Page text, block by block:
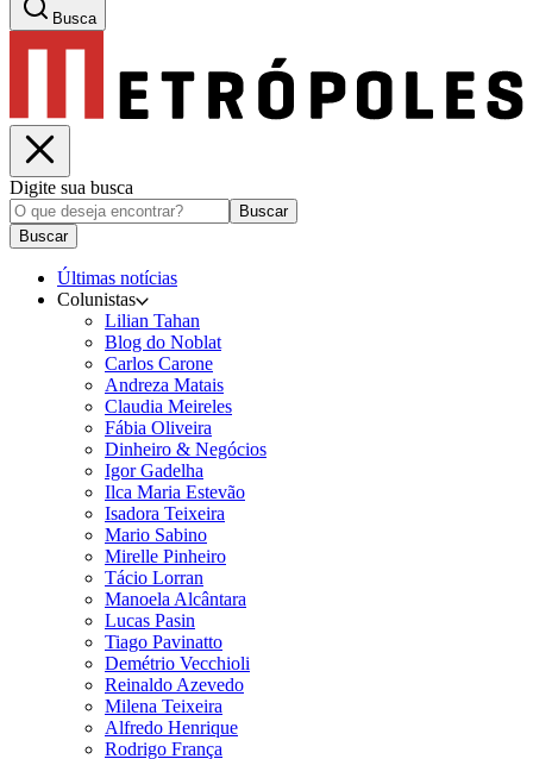
Busca
Digite sua busca
Buscar
Buscar
Últimas notícias
Colunistas
Lilian Tahan
Blog do Noblat
Carlos Carone
Andreza Matais
Claudia Meireles
Fábia Oliveira
Dinheiro & Negócios
Igor Gadelha
Ilca Maria Estevão
Isadora Teixeira
Mario Sabino
Mirelle Pinheiro
Tácio Lorran
Manoela Alcântara
Lucas Pasin
Tiago Pavinatto
Demétrio Vecchioli
Reinaldo Azevedo
Milena Teixeira
Alfredo Henrique
Rodrigo França